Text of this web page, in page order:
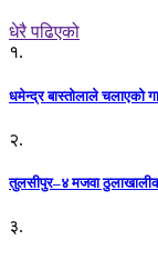
धेरै पढिएको
१.
धमेन्द्र बास्तोलाले चलाएको
२.
तुलसीपुर–४ मजवा
३.